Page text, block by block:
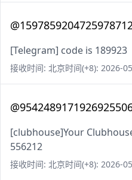
[Telegram] code is 189923
接收时间: 北京时间(+8): 2026-
[clubhouse]Your
556212
接收时间: 北京时间(+8): 2026-